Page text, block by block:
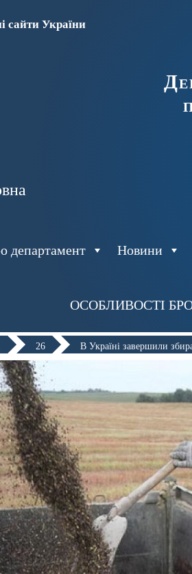
сайти України
департамент Новини
ОСОБЛИВОСТІ
26 В Україні завершили